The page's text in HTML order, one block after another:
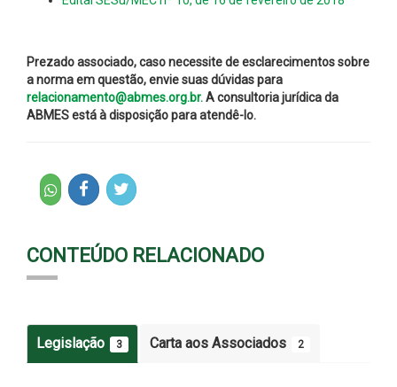
Prezado associado, caso necessite de esclarecimentos sobre
a norma em questão, envie suas dúvidas para
relacionamento@abmes.org.br.A consultoria jurídica da
ABMES está à disposição para atendê-lo.
CONTEÚDO RELACIONADO
Legislação 3 Carta aos Associados 2